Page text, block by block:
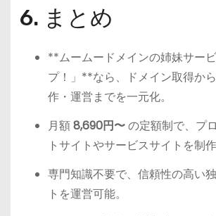
6. まとめ
**ムームードメインの姉妹サー
プ！」**なら、ドメイン取得か
作・運営までを一元化。
月額8,690円〜の定額制で、プ
トサイトやサービスサイトを制作
専門知識不要で、信頼性の高い
トを運営可能。